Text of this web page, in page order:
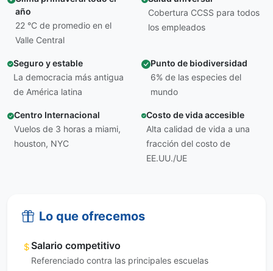
año
22 °C de promedio en el
Valle Central
Cobertura CCSS para todos
los empleados
Seguro y estable
La democracia más antigua
de América latina
Punto de biodiversidad
6% de las especies del
mundo
Centro Internacional
Vuelos de 3 horas a miami,
houston, NYC
Costo de vida accesible
Alta calidad de vida a una
fracción del costo de
EE.UU./UE
Lo que ofrecemos
Salario competitivo
Referenciado contra las principales escuelas